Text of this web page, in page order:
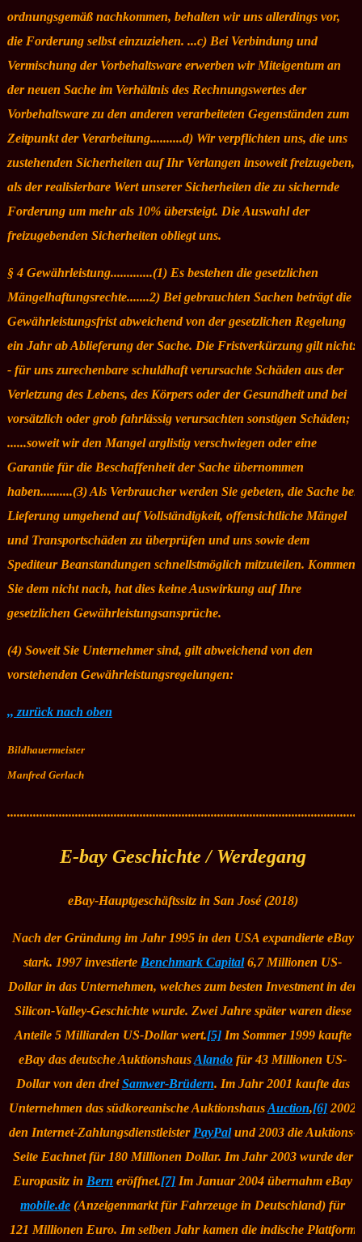
ordnungsgemäß nachkommen, behalten wir uns allerdings vor,
die Forderung selbst einzuziehen. ...c) Bei Verbindung und
Vermischung der Vorbehaltsware erwerben wir Miteigentum an
der neuen Sache im Verhältnis des Rechnungswertes der
Vorbehaltsware zu den anderen verarbeiteten Gegenständen zum
Zeitpunkt der Verarbeitung..........d) Wir verpflichten uns, die uns
zustehenden Sicherheiten auf Ihr Verlangen insoweit freizugeben,
als der realisierbare Wert unserer Sicherheiten die zu sichernde
Forderung um mehr als 10% übersteigt. Die Auswahl der
freizugebenden Sicherheiten obliegt uns.
§ 4 Gewährleistung.............(1) Es bestehen die gesetzlichen
Mängelhaftungsrechte.......2) Bei gebrauchten Sachen beträgt die
Gewährleistungsfrist abweichend von der gesetzlichen Regelung
ein Jahr ab Ablieferung der Sache. Die Fristverkürzung gilt nicht:
- für uns zurechenbare schuldhaft verursachte Schäden aus der
Verletzung des Lebens, des Körpers oder der Gesundheit und bei
vorsätzlich oder grob fahrlässig verursachten sonstigen Schäden;
......soweit wir den Mangel arglistig verschwiegen oder eine
Garantie für die Beschaffenheit der Sache übernommen
haben..........(3) Als Verbraucher werden Sie gebeten, die Sache bei
Lieferung umgehend auf Vollständigkeit, offensichtliche Mängel
und Transportschäden zu überprüfen und uns sowie dem
Spediteur Beanstandungen schnellstmöglich mitzuteilen. Kommen
Sie dem nicht nach, hat dies keine Auswirkung auf Ihre
gesetzlichen Gewährleistungsansprüche.
(4) Soweit Sie Unternehmer sind, gilt abweichend von den
vorstehenden Gewährleistungsregelungen:
,, zurück nach oben
Bildhauermeister
Manfred Gerlach
E-bay Geschichte / Werdegang
eBay-Hauptgeschäftssitz in San José (2018)
Nach der Gründung im Jahr 1995 in den USA expandierte eBay
stark. 1997 investierte Benchmark Capital6,7 Millionen US-
Dollar in das Unternehmen, welches zum besten Investment in der
Silicon-Valley-Geschichte wurde. Zwei Jahre später waren diese
Anteile 5 Milliarden US-Dollar wert.[5]Im Sommer 1999 kaufte
eBay das deutsche AuktionshausAlando für 43 Millionen US-
Dollar von den dreiSamwer-Brüdern. Im Jahr 2001 kaufte das
Unternehmen das südkoreanische AuktionshausAuction,[6] 2002
den Internet-Zahlungsdienstleister PayPalund 2003 die Auktions-
Seite Eachnet für 180 Millionen Dollar. Im Jahr 2003 wurde der
Europasitz in Bern eröffnet.[7] Im Januar 2004 übernahm eBay
mobile.de (Anzeigenmarkt für Fahrzeuge in Deutschland) für
121 Millionen Euro. Im selben Jahr kamen die indische Plattform